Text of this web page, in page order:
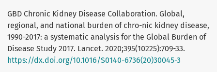
GBD Chronic Kidney Disease Collaboration. Global,
regional, and national burden of chro-nic kidney disease,
1990-2017: a systematic analysis for the Global Burden of
Disease Study 2017. Lancet. 2020;395(10225):709-33.
https://dx.doi.org/10.1016/S0140-6736(20)30045-3